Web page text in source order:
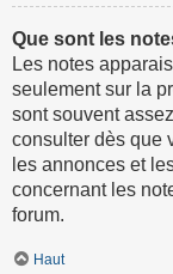
Que sont les
Les notes
seulement sur la
sont souvent
consulter dès que
les annonces et
concernant les
forum.
Haut